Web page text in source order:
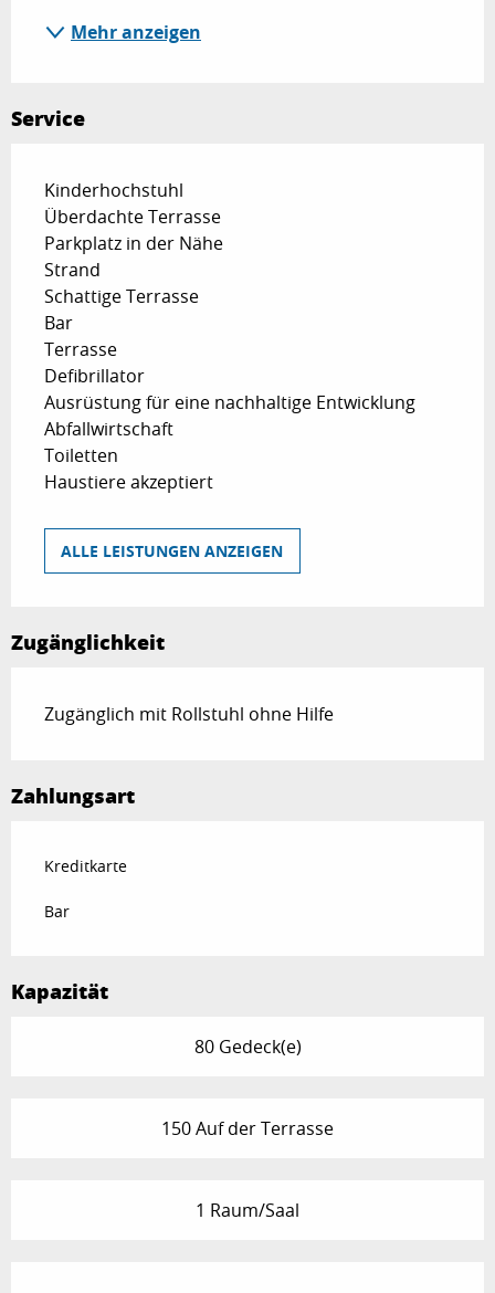
Mehr anzeigen
Service
Kinderhochstuhl
Überdachte Terrasse
Parkplatz in der Nähe
Strand
Schattige Terrasse
Bar
Terrasse
Defibrillator
Ausrüstung für eine nachhaltige Entwicklung
Abfallwirtschaft
Toiletten
Haustiere akzeptiert
ALLE LEISTUNGEN ANZEIGEN
Zugänglichkeit
Zugänglich mit Rollstuhl ohne Hilfe
Zahlungsart
Kreditkarte
Bar
Kapazität
80 Gedeck(e)
150 Auf der Terrasse
1 Raum/Saal